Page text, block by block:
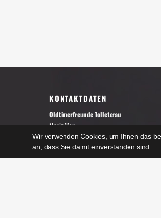
KONTAKTDATEN
Oldtimerfreunde Tolleterau
Maximilian
A-4710 Sankt Georgen b. Grieskirchen
Termine nach Vereinbarung
Wir verwenden Cookies, um Ihnen das
an, dass Sie damit einverstanden sind.